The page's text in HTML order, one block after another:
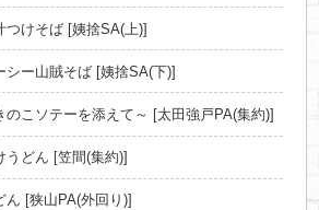
つけそば [姨捨SA(上)]
シー山賊そば [姨捨SA(下)]
のこソテーを添えて～ [太田強戸PA(集約)]
うどん [笠間(集約)]
ん [狭山PA(外回り)]